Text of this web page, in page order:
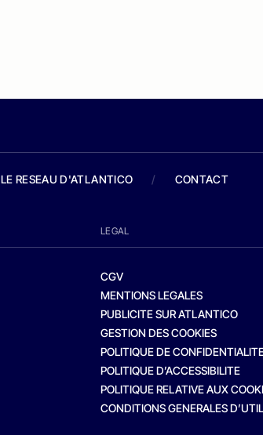
LE RESEAU D'ATLANTICO / CONTACT
LEGAL
CGV
MENTIONS LEGALES
PUBLICITE SUR ATLANTICO
GESTION DES COOKIES
POLITIQUE DE
POLITIQUE D’ACCESSIBILITE
POLITIQUE RELATIVE AUX
CONDITIONS GENERALES